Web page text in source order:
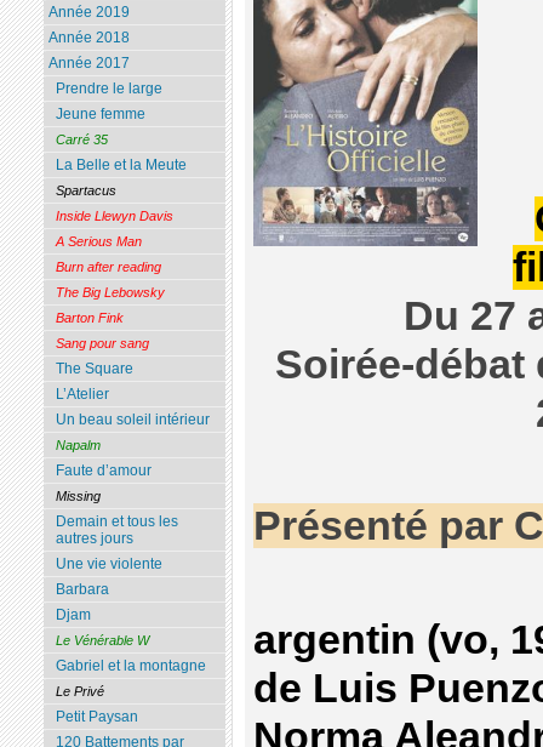
Du 27
Soirée-débat
Présenté par
argentin (vo,
de Luis
Norma
Année 2019
Année 2018
Année 2017
Prendre le large
Jeune femme
Carré 35
La Belle et la Meute
Spartacus
Inside Llewyn Davis
A Serious Man
Burn after reading
The Big Lebowsky
Barton Fink
Sang pour sang
The Square
L’Atelier
Un beau soleil intérieur
Napalm
Faute d’amour
Missing
Demain et tous les
autres jours
Une vie violente
Barbara
Djam
Le Vénérable W
Gabriel et la montagne
Le Privé
Petit Paysan
120 Battements par